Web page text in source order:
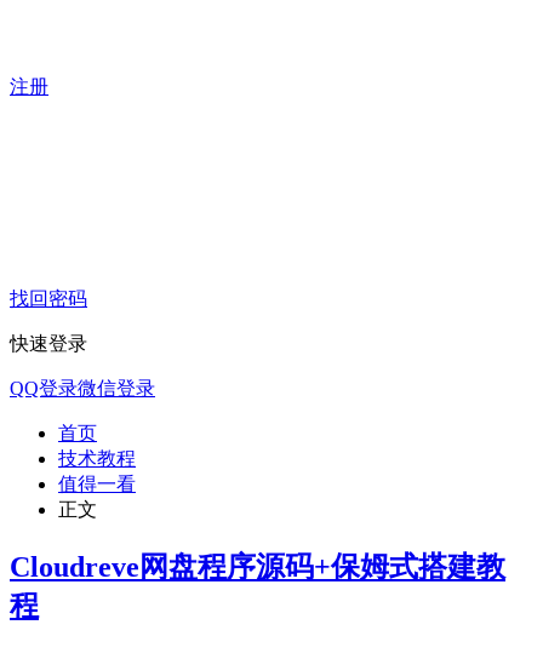
注册
找回密码
快速登录
QQ登录微信登录
首页
技术教程
值得一看
正文
Cloudreve网盘程序源码+保姆式搭建教
程